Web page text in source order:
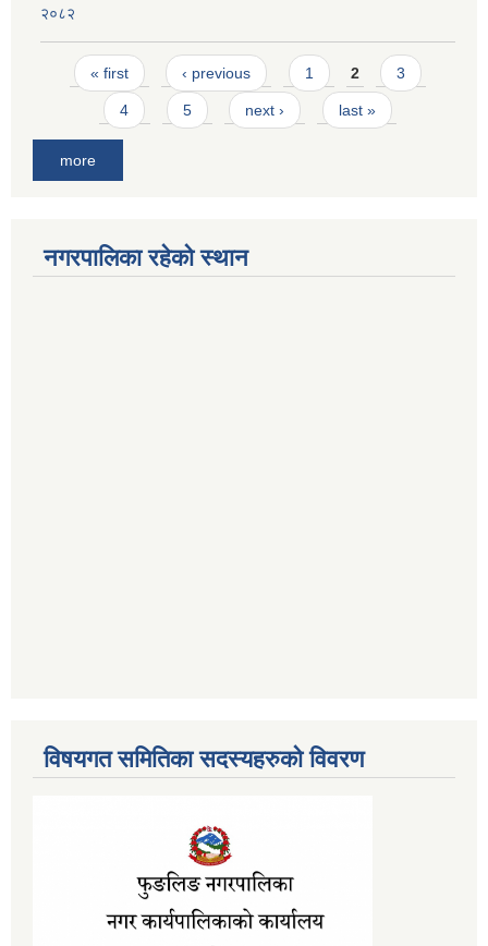
२०८२
Pages
« first ‹ previous 1 2 3
4 5 next › last »
more
नगरपालिका रहेको स्थान
विषयगत समितिका सदस्यहरुको विवरण